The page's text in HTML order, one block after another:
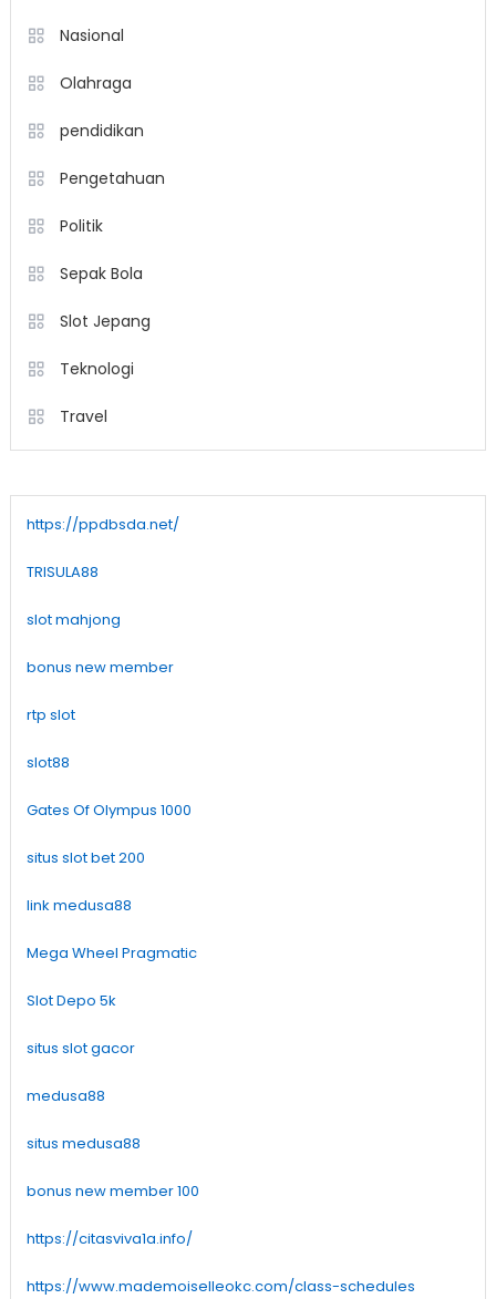
Nasional
Olahraga
pendidikan
Pengetahuan
Politik
Sepak Bola
Slot Jepang
Teknologi
Travel
https://ppdbsda.net/
TRISULA88
slot mahjong
bonus new member
rtp slot
slot88
Gates Of Olympus 1000
situs slot bet 200
link medusa88
Mega Wheel Pragmatic
Slot Depo 5k
situs slot gacor
medusa88
situs medusa88
bonus new member 100
https://citasviva1a.info/
https://www.mademoiselleokc.com/class-schedules